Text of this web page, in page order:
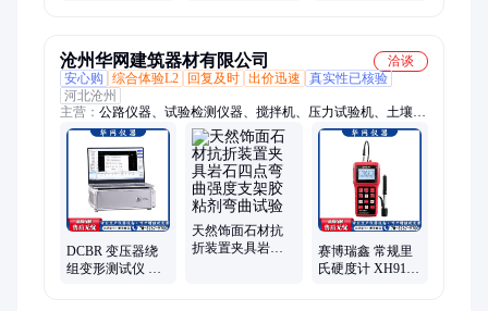
沧州华网建筑器材有限公司
洽谈
安心购
综合体验L2 回复及时 出价迅速
真实性已核验
河北沧州
主营： 公路仪器、试验检测仪器、搅拌机、压力试验机、土壤检
测分析仪、水泥检测分析仪、沥青检测分析仪、管材静液压试验
机、土工布检测仪器、混凝土检测、土工仪器、建筑仪器、电动
击实仪、沥青车辙试验仪、混合料拌和机、粗粒土相对密度仪、
检测仪、击实仪、各种夹具、应变式直剪仪、耐磨试验机、导热
系数测定仪、粗粒土检测仪器、混凝土检测仪、陶瓷砖检测仪器
DCBR 变压器绕
组变形测试仪 频
天然饰面石材抗
折装置夹具岩石
赛博瑞鑫 常规里
氏硬度计 XH910